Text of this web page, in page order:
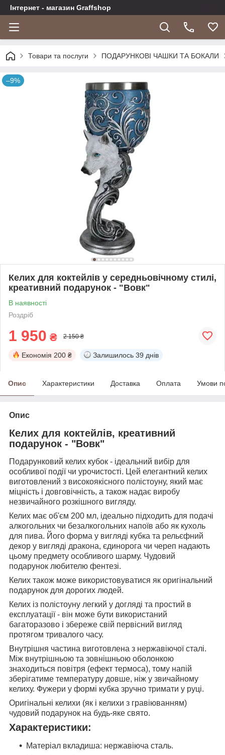
Інтернет - магазин Graffshop
Товари та послуги ПОДАРУНКОВІ ЧАШКИ ТА БОКАЛИ
–9%
Келих для коктейлів у середньовічному стилі,
креативний подарунок - "Вовк"
В наявності
Роздріб
1 950 ₴ 2 150 ₴
Економія 200 ₴ Залишилось 39 днів
Опис Характеристики Доставка Оплата Умови
Опис
Келих для коктейлів, креативний
подарунок - "Вовк"
Подарунковий келих кубок - ідеальний вибір для
особливої події чи урочистості. Цей елегантний келих
виготовлений з високоякісного полістоуну, який має
міцність і довговічність, а також надає виробу
незвичайного розкішного вигляду.
Келих має об'єм 200 мл, ідеально підходить для подачі
алкогольних чи безалкогольних напоїв або як кухоль
для пива. Його форма у вигляді кубка та рельєфний
декор у вигляді дракона, єдинорога чи череп надають
цьому предмету особливого шарму. Чудовий
подарунок любителю фентезі.
Келих також може використовуватися як оригінальний
подарунок для дорогих людей.
Келих із полістоуну легкий у догляді та простий в
експлуатації - він може бути використаний
багаторазово і збереже свій первісний вигляд
протягом тривалого часу.
Внутрішня частина виготовлена з нержавіючої сталі.
Між внутрішньою та зовнішньою оболонкою
знаходиться повітря (ефект термоса), тому напій
зберігатиме температуру довше, ніж у звичайному
келиху. Фужери у формі кубка зручно тримати у руці.
Оригінальні келихи (як і келихи з гравіюванням)
чудовий подарунок на будь-яке свято.
Характеристики:
Матеріал вкладиша: нержавіюча сталь.